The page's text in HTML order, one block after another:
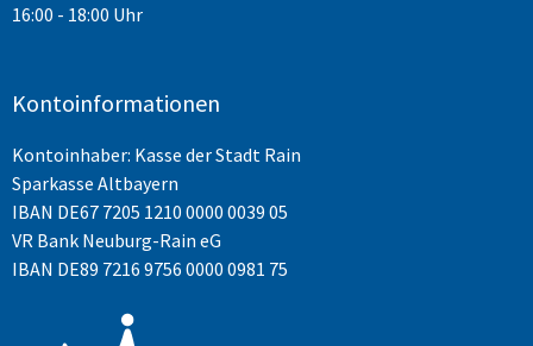
16:00 - 18:00 Uhr
Kontoinformationen
Kontoinhaber: Kasse der Stadt Rain
Sparkasse Altbayern
IBAN DE67 7205 1210 0000 0039 05
VR Bank Neuburg-Rain eG
IBAN DE89 7216 9756 0000 0981 75